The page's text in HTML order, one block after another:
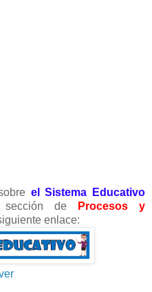
el Sistema Educativo
sección de
Procesos y
enlace: